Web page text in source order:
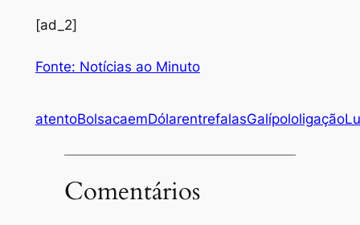
[ad_2]
Fonte: Notícias ao Minuto
atentoBolsacaemDólarentrefalasGalípololigação
Comentários